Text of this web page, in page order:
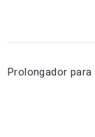
Prolongador